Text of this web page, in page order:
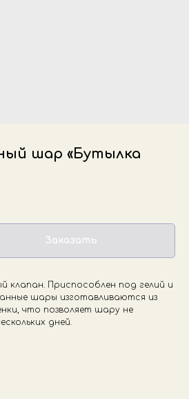
шар «Бутылка
Заказать
клапан. Приспособлен под гелий и
шары изготавливаются из
что позволяет шару не
дней.